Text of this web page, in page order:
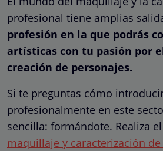
profesional tiene amplias
profesión en la que podrás
artísticas con tu pasión por
creación de personajes.
Si te preguntas cómo
profesionalmente en este
sencilla: formándote. Realiza el
maquillaje y caracterización